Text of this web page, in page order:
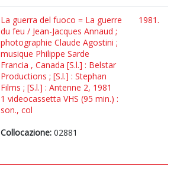
La guerra del fuoco = La guerre
du feu / Jean-Jacques Annaud ;
photographie Claude Agostini ;
musique Philippe Sarde
Francia , Canada [S.l.] : Belstar
Productions ; [S.l.] : Stephan
Films ; [S.l.] : Antenne 2, 1981
1 videocassetta VHS (95 min.) :
son., col
Collocazione: 02881
1981.